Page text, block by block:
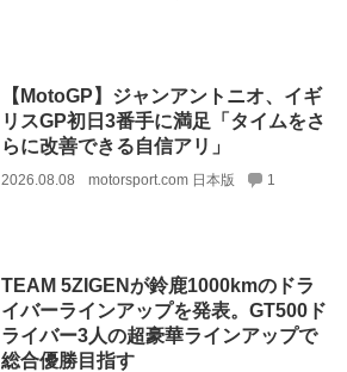
【MotoGP】ジャンアントニオ、イギ
リスGP初日3番手に満足「タイムをさ
らに改善できる自信アリ」
2026.08.08 motorsport.com 日本版 1
TEAM 5ZIGENが鈴鹿1000kmのドラ
イバーラインアップを発表。GT500ド
ライバー3人の超豪華ラインアップで
総合優勝目指す